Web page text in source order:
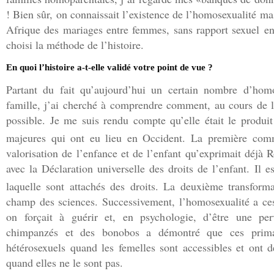
! Bien sûr, on connaissait l’existence de l’homosexualité
Afrique des mariages entre femmes, sans rapport sexuel
choisi la méthode de l’histoire.
En quoi l’histoire a-t-elle validé votre point de vue ?
Partant du fait qu’aujourd’hui un certain nombre
famille, j’ai cherché à comprendre comment, au cours de
possible. Je me suis rendu compte qu’elle était le
majeures qui ont eu lieu en Occident. La première
valorisation de l’enfance et de l’enfant qu’exprimait déjà
avec la Déclaration universelle des droits de l’enfant. Il
laquelle sont attachés des droits. La deuxième
champ des sciences. Successivement, l’homosexualité a
on forçait à guérir et, en psychologie, d’être une
chimpanzés et des bonobos a démontré que ces
hétérosexuels quand les femelles sont accessibles et ont
quand elles ne le sont pas.